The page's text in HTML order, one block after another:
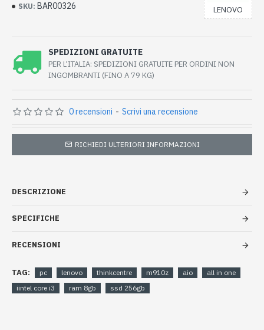
SPEDIZIONI GRATUITE
PER L'ITALIA: SPEDIZIONI GRATUITE PER ORDINI NON
INGOMBRANTI (FINO A 79 KG)
SKU: BAR00326 LENOVO
0 recensioni - Scrivi una recensione
RICHIEDI ULTERIORI INFORMAZIONI
DESCRIZIONE
SPECIFICHE
RECENSIONI
TAG: pc lenovo thinkcentre m910z aio
all in one
iintel core i3
ram 8gb ssd 256gb